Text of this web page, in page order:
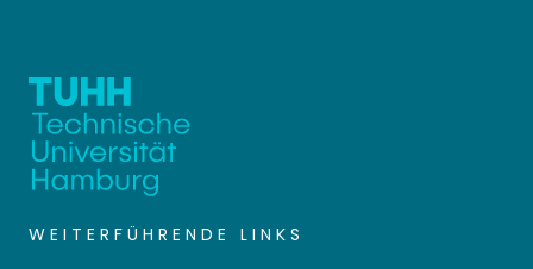
WEITERFÜHRENDE LINKS